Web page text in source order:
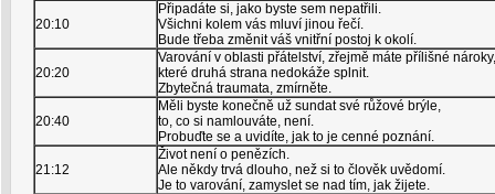
20:10
Připadáte si, jako byste sem nepatřili.
Všichni kolem vás mluví jinou řečí.
Bude třeba změnit váš vnitřní postoj k okolí.
20:20
Varování v oblasti přátelství, zřejmě máte přílišné nároky,
které druhá strana nedokáže splnit.
Zbytečná traumata, zmírněte.
20:40
Měli byste konečně už sundat své růžové brýle,
to, co si namlouváte, není.
Probuďte se a uvidíte, jak to je cenné poznání.
21:12
Život není o penězích.
Ale někdy trvá dlouho, než si to člověk uvědomí.
Je to varování, zamyslet se nad tím, jak žijete.